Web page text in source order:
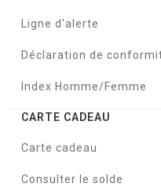
Ligne d'alerte
Déclaration de
Index Homme/Femme
CARTE CADEAU
Carte cadeau
Consulter le solde